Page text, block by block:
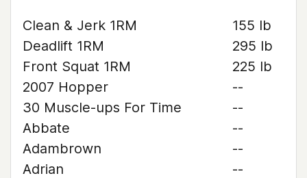
Clean & Jerk 1RM
155 lb
Deadlift 1RM
295 lb
Front Squat 1RM
225 lb
2007 Hopper
--
30 Muscle-ups For Time
--
Abbate
--
Adambrown
--
Adrian
--